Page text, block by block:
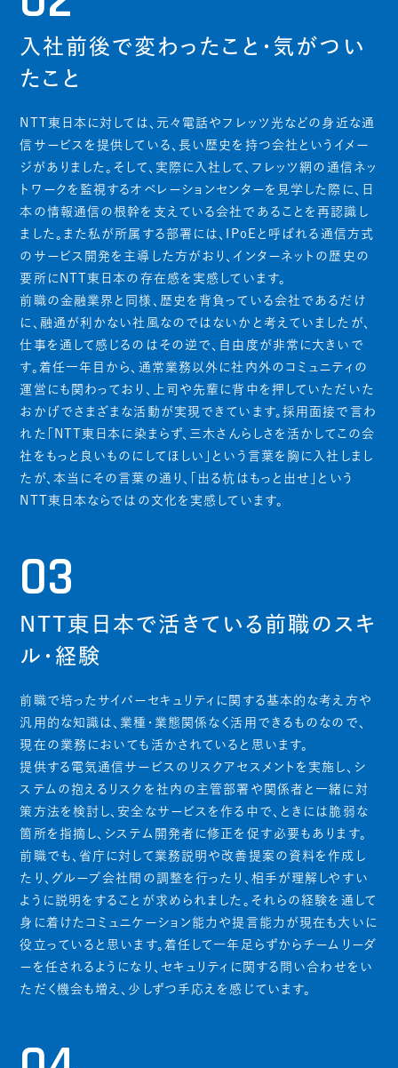
入社前後で変わったこと・気がつい
たこと
NTT東日本に対しては、元々電話やフレッツ光などの身近な通
信サービスを提供している、長い歴史を持つ会社というイメー
ジがありました。そして、実際に入社して、フレッツ網の通信ネッ
トワークを監視するオペレーションセンターを見学した際に、日
本の情報通信の根幹を支えている会社であることを再認識し
ました。また私が所属する部署には、IPoEと呼ばれる通信方式
のサービス開発を主導した方がおり、インターネットの歴史の
要所にNTT東日本の存在感を実感しています。
前職の金融業界と同様、歴史を背負っている会社であるだけ
に、融通が利かない社風なのではないかと考えていましたが、
仕事を通して感じるのはその逆で、自由度が非常に大きいで
す。着任一年目から、通常業務以外に社内外のコミュニティの
運営にも関わっており、上司や先輩に背中を押していただいた
おかげでさまざまな活動が実現できています。採用面接で言わ
れた「NTT東日本に染まらず、三木さんらしさを活かしてこの会
社をもっと良いものにしてほしい」という言葉を胸に入社しまし
たが、本当にその言葉の通り、「出る杭はもっと出せ」という
NTT東日本ならではの文化を実感しています。
03
NTT東日本で活きている前職のスキ
ル・経験
前職で培ったサイバーセキュリティに関する基本的な考え方や
汎用的な知識は、業種・業態関係なく活用できるものなので、
現在の業務においても活かされていると思います。
提供する電気通信サービスのリスクアセスメントを実施し、シ
ステムの抱えるリスクを社内の主管部署や関係者と一緒に対
策方法を検討し、安全なサービスを作る中で、ときには脆弱な
箇所を指摘し、システム開発者に修正を促す必要もあります。
前職でも、省庁に対して業務説明や改善提案の資料を作成し
たり、グループ会社間の調整を行ったり、相手が理解しやすい
ように説明をすることが求められました。それらの経験を通して
身に着けたコミュニケーション能力や提言能力が現在も大いに
役立っていると思います。着任して一年足らずからチームリーダ
ーを任されるようになり、セキュリティに関する問い合わせをい
ただく機会も増え、少しずつ手応えを感じています。